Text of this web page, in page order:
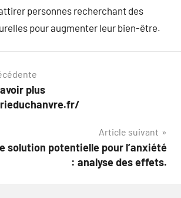
personnes recherchant des
pour augmenter leur bien-être.
plus
Article suivant
solution potentielle pour l’anxiété
: analyse des effets.